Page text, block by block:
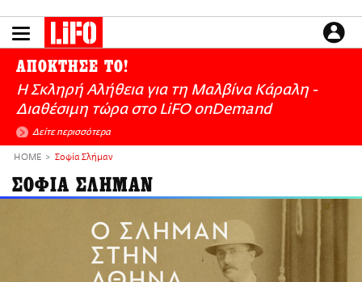
το
LIFO SHOP
NEWSLETTER
ΕΙΔΗΣΕΙΣ
CULTURE
ΑΠΟΨΕΙΣ
ΤΡΟΠΟΣ ΖΩΗΣ
PODCASTS
Plus
ΑΠΟΚΤΗΣΕ ΤΟ!
Η Σκληρή Αλήθεια για τη Μαλβίνα Κάραλη -
Διαθέσιμη τώρα στo LiFO onDemand
Δείτε περισσότερα
HOME Σοφία Σλήμαν
ΣΟΦΙΑ ΣΛΗΜΑΝ